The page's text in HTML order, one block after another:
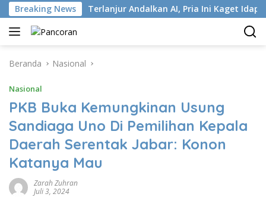
Langsung
ke
konten
Breaking News
ISP Terlanjur Andalkan AI, Pria Ini Kaget Idap Kanker
Beranda Nasional
Nasional
PKB Buka Kemungkinan Usung
Sandiaga Uno Di Pemilihan Kepala
Daerah Serentak Jabar: Konon
Katanya Mau
Zarah Zuhran
Juli 3, 2024